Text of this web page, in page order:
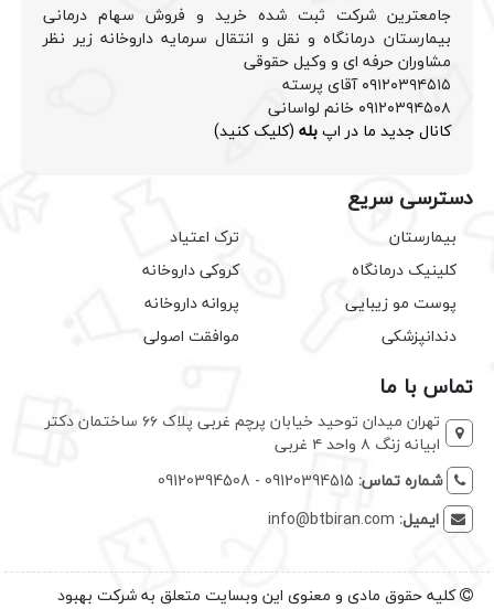
جامعترین شرکت ثبت شده خرید و فروش سهام درمانی
بیمارستان درمانگاه و نقل و انتقال سرمایه داروخانه زیر نظر
مشاوران حرفه ای و وکیل حقوقی
۰۹۱۲۰۳۹۴۵۱۵ آقای پرسته
۰۹۱۲۰۳۹۴۵۰۸ خانم لواسانی
کانال جدید ما در اپبله (کلیک کنید)
دسترسی سریع
بیمارستان
کلینیک درمانگاه
پوست مو زیبایی
دندانپزشکی
ترک اعتیاد
کروکی داروخانه
پروانه داروخانه
موافقت اصولی
تماس با ما
تهران میدان توحید خیابان پرچم غربی پلاک ۶۶ ساختمان دکتر
ابیانه زنگ ۸ واحد ۴ غربی
شماره تماس: 09120394515 - 09120394508
ایمیل: info@btbiran.com
کلیه حقوق مادی و معنوی این وبسایت متعلق به شرکت بهبود